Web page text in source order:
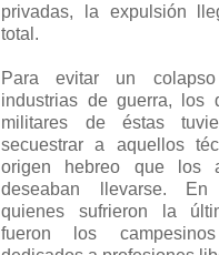
privadas, la expulsión
total.
Para evitar un
industrias de guerra, los
militares de éstas
secuestrar a aquellos
origen hebreo que los
deseaban llevarse. En
quienes sufrieron la
fueron los